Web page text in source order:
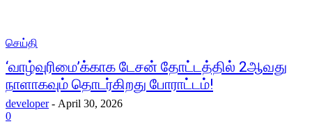
செய்தி
‘வாழ்வுரிமை’க்காக டேசன் தோட்டத்தில் 2ஆவது
நாளாகவும் தொடர்கிறது போராட்டம்!
developer - April 30, 2026
0